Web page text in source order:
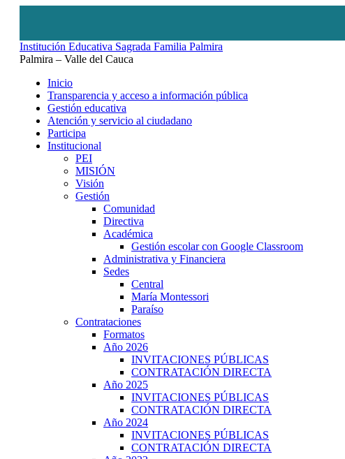
Institución Educativa Sagrada Familia Palmira
Palmira – Valle del Cauca
Inicio
Transparencia y acceso a información pública
Gestión educativa
Atención y servicio al ciudadano
Participa
Institucional
PEI
MISIÓN
Visión
Gestión
Comunidad
Directiva
Académica
Gestión escolar con Google Classroom
Administrativa y Financiera
Sedes
Central
María Montessori
Paraíso
Contrataciones
Formatos
Año 2026
INVITACIONES PÚBLICAS
CONTRATACIÓN DIRECTA
Año 2025
INVITACIONES PÚBLICAS
CONTRATACIÓN DIRECTA
Año 2024
INVITACIONES PÚBLICAS
CONTRATACIÓN DIRECTA